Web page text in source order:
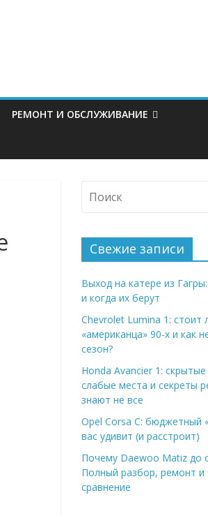
РЕМОНТ И ОБСЛУЖИВАНИЕ
Свежие записи
Выход на катере из
и когда их берут
Chevrolet Lumina 1: стоит
«американца» 90-х и как
сезон?
Honda Avancier 1:
слабые места и секреты
знают не все
Opel Corsa C: бюджетный
вас удивит (и расстроит)
Почему Daewoo Matiz до
Полный разбор, ремонт и
сравнение